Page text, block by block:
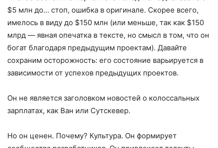
$5 млн до… стоп, ошибка в оригинале. Скорее всего,
имелось в виду до $150 млн (или меньше, так как $150
млрд — явная опечатка в тексте, но смысл в том, что он
богат благодаря предыдущим проектам). Давайте
сохраним осторожность: его состояние варьируется в
зависимости от успехов предыдущих проектов.
Он не является заголовком новостей о колоссальных
зарплатах, как Ван или Сутскевер.
Но он ценен. Почему? Культура. Он формирует